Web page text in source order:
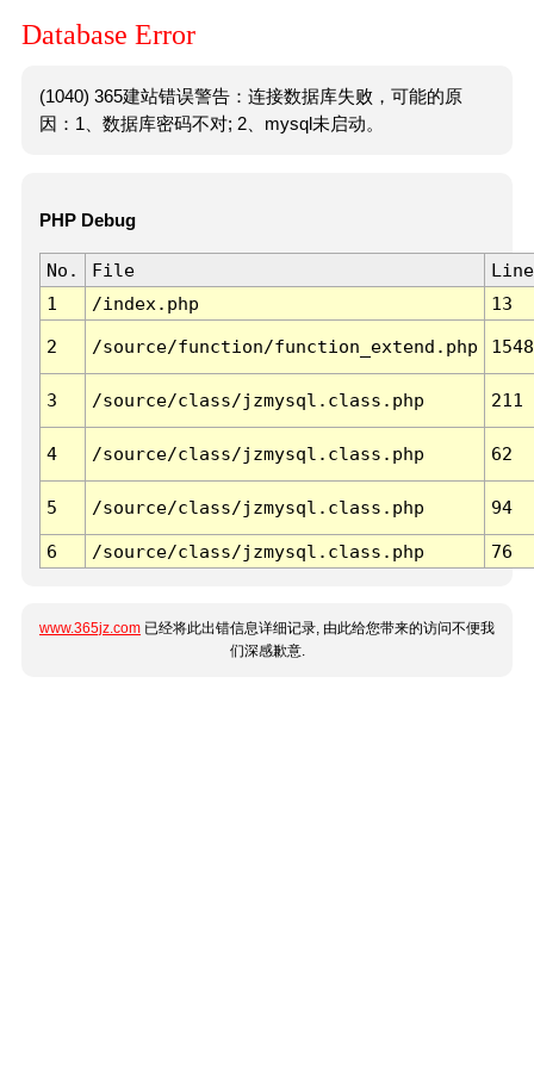
Database Error
(1040) 365建站错误警告：连接数据库失败，可能的原
因：1、数据库密码不对; 2、mysql未启动。
PHP Debug
No. File
Line
1
/index.php 13
2 /source/function/function_extend.php 1548
3 /source/class/jzmysql.class.php 211
4 /source/class/jzmysql.class.php 62
5 /source/class/jzmysql.class.php 94
6 /source/class/jzmysql.class.php 76
www.365jz.com 已经将此出错信息详细记录, 由此给您带来的访问不便我
们深感歉意.